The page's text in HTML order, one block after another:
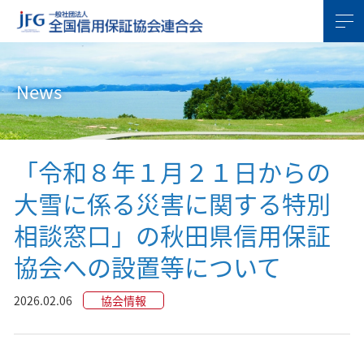
News
「令和８年１月２１日からの
大雪に係る災害に関する特別
相談窓口」の秋田県信用保証
協会への設置等について
2026.02.06 協会情報